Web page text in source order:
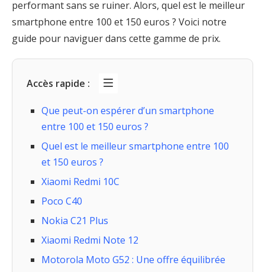
performant sans se ruiner. Alors, quel est le meilleur
smartphone entre 100 et 150 euros ? Voici notre
guide pour naviguer dans cette gamme de prix.
Accès rapide :
Que peut-on espérer d’un smartphone
entre 100 et 150 euros ?
Quel est le meilleur smartphone entre 100
et 150 euros ?
Xiaomi Redmi 10C
Poco C40
Nokia C21 Plus
Xiaomi Redmi Note 12
Motorola Moto G52 : Une offre équilibrée